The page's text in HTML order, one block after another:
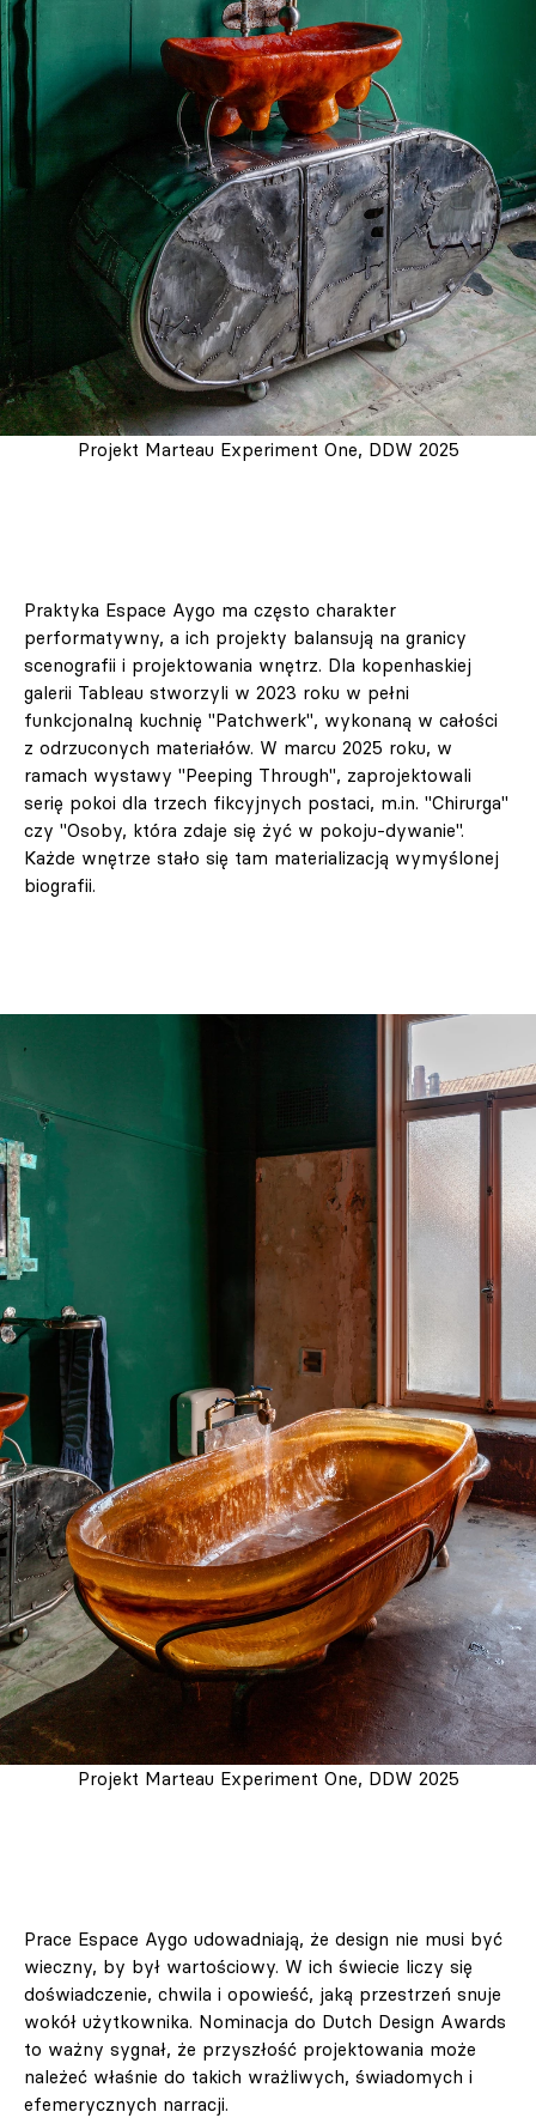
Projekt Marteau Experiment One, DDW 2025
Praktyka Espace Aygo ma często charakter
performatywny, a ich projekty balansują na granicy
scenografii i projektowania wnętrz. Dla kopenhaskiej
galerii Tableau stworzyli w 2023 roku w pełni
funkcjonalną kuchnię "Patchwerk", wykonaną w całości
z odrzuconych materiałów. W marcu 2025 roku, w
ramach wystawy "Peeping Through", zaprojektowali
serię pokoi dla trzech fikcyjnych postaci, m.in. "Chirurga"
czy "Osoby, która zdaje się żyć w pokoju-dywanie".
Każde wnętrze stało się tam materializacją wymyślonej
biografii.
Projekt Marteau Experiment One, DDW 2025
Prace Espace Aygo udowadniają, że design nie musi być
wieczny, by był wartościowy. W ich świecie liczy się
doświadczenie, chwila i opowieść, jaką przestrzeń snuje
wokół użytkownika. Nominacja do Dutch Design Awards
to ważny sygnał, że przyszłość projektowania może
należeć właśnie do takich wrażliwych, świadomych i
efemerycznych narracji.